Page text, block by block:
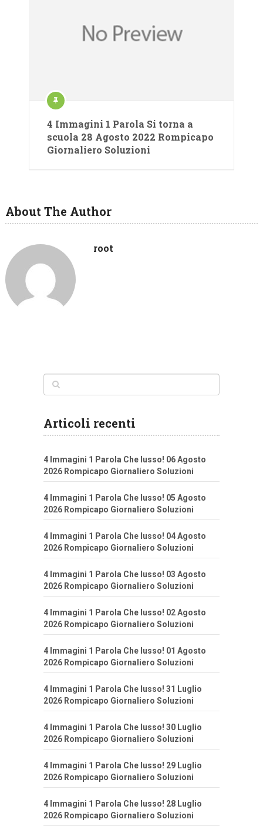
4 Immagini 1 Parola Si torna a
scuola 28 Agosto 2022 Rompicapo
Giornaliero Soluzioni
About The Author
root
Articoli recenti
4 Immagini 1 Parola Che lusso! 06 Agosto
2026 Rompicapo Giornaliero Soluzioni
4 Immagini 1 Parola Che lusso! 05 Agosto
2026 Rompicapo Giornaliero Soluzioni
4 Immagini 1 Parola Che lusso! 04 Agosto
2026 Rompicapo Giornaliero Soluzioni
4 Immagini 1 Parola Che lusso! 03 Agosto
2026 Rompicapo Giornaliero Soluzioni
4 Immagini 1 Parola Che lusso! 02 Agosto
2026 Rompicapo Giornaliero Soluzioni
4 Immagini 1 Parola Che lusso! 01 Agosto
2026 Rompicapo Giornaliero Soluzioni
4 Immagini 1 Parola Che lusso! 31 Luglio
2026 Rompicapo Giornaliero Soluzioni
4 Immagini 1 Parola Che lusso! 30 Luglio
2026 Rompicapo Giornaliero Soluzioni
4 Immagini 1 Parola Che lusso! 29 Luglio
2026 Rompicapo Giornaliero Soluzioni
4 Immagini 1 Parola Che lusso! 28 Luglio
2026 Rompicapo Giornaliero Soluzioni